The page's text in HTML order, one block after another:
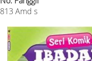
813 Amd s